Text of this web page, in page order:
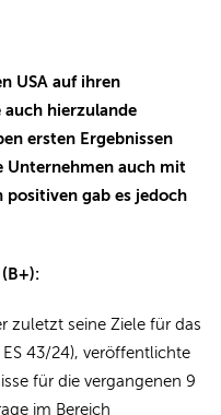
USA auf ihren
hierzulande
ersten Ergebnissen
Unternehmen auch mit
positiven gab es jedoch
zuletzt seine Ziele für das
43/24), veröffentlichte
für die vergangenen 9
im Bereich